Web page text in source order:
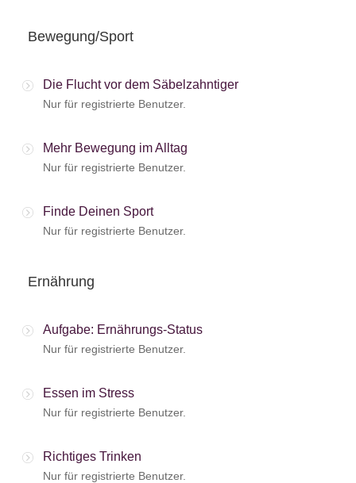
Bewegung/Sport
Die Flucht vor dem Säbelzahntiger
Nur für registrierte Benutzer.
Mehr Bewegung im Alltag
Nur für registrierte Benutzer.
Finde Deinen Sport
Nur für registrierte Benutzer.
Ernährung
Aufgabe: Ernährungs-Status
Nur für registrierte Benutzer.
Essen im Stress
Nur für registrierte Benutzer.
Richtiges Trinken
Nur für registrierte Benutzer.